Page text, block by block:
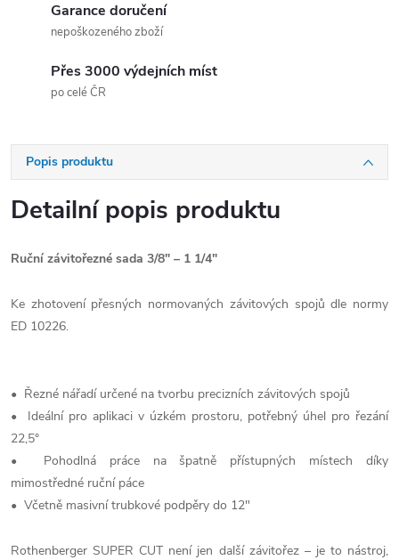
Garance doručení
nepoškozeného zboží
Přes 3000 výdejních míst
po celé ČR
Popis produktu
Detailní popis produktu
Ruční závitořezné sada 3/8" – 1 1/4"
Ke zhotovení přesných normovaných závitových spojů dle normy
ED 10226.
• Řezné nářadí určené na tvorbu precizních závitových spojů
• Ideální pro aplikaci v úzkém prostoru, potřebný úhel pro řezání
22,5°
• Pohodlná práce na špatně přístupných místech díky
mimostředné ruční páce
• Včetně masivní trubkové podpěry do 12"
Rothenberger SUPER CUT není jen další závitořez – je to nástroj,